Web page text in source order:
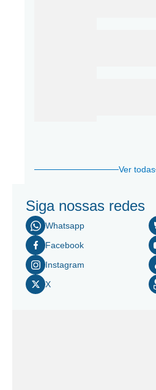
Ver todas
Siga nossas redes
Whatsapp
Facebook
Instagram
X